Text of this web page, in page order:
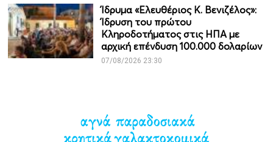
Ίδρυμα «Ελευθέριος Κ. Βενιζέλος»:
Ίδρυση του πρώτου
Κληροδοτήματος στις ΗΠΑ με
αρχική επένδυση 100.000 δολαρίων
07/08/2026 23:30